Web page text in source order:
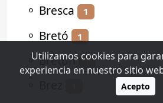
⚬ Bresca 1
⚬ Bretó 1
⚬Bretún 1
Utilizamos cookies para
experiencia en nuestro sitio
Acepto